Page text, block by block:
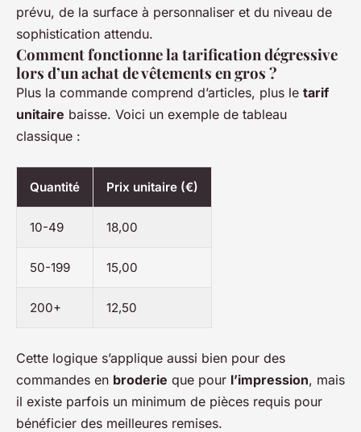
prévu, de la surface à personnaliser et du niveau de
sophistication attendu.
Comment fonctionne la tarification dégressive
lors d’un achat de vêtements en gros ?
Plus la commande comprend d’articles, plus le tarif
unitaire baisse. Voici un exemple de tableau
classique :
Quantité Prix unitaire (€)
10-49 18,00
50-199 15,00
200+ 12,50
Cette logique s’applique aussi bien pour des
commandes en broderie que pour l’impression, mais
il existe parfois un minimum de pièces requis pour
bénéficier des meilleures remises.